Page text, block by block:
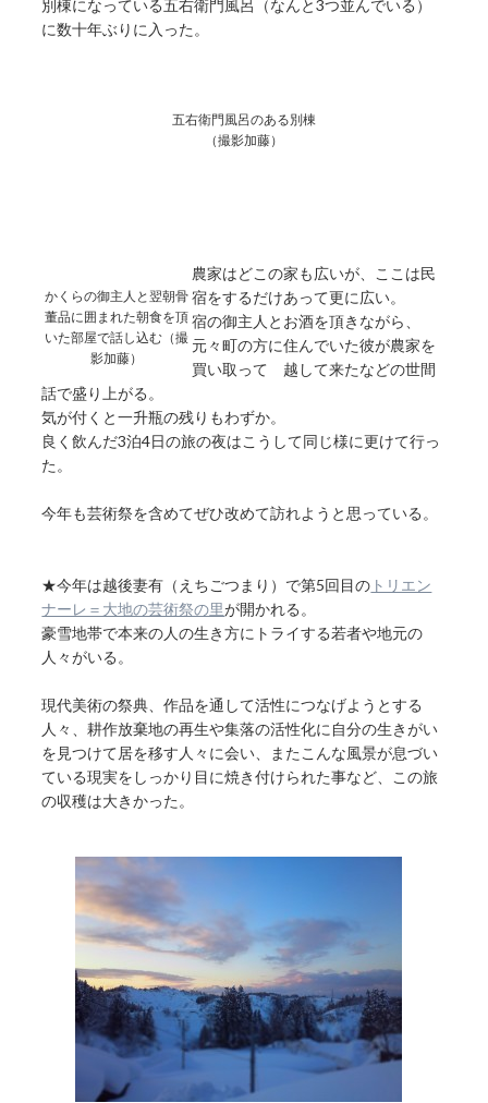
別棟になっている五右衛門風呂（なんと3つ並んでいる）
に数十年ぶりに入った。
五右衛門風呂のある別棟
（撮影加藤）
かくらの御主人と翌朝骨
董品に囲まれた朝食を頂
いた部屋で話し込む（撮
影加藤）
農家はどこの家も広いが、ここは民
宿をするだけあって更に広い。
宿の御主人とお酒を頂きながら、
元々町の方に住んでいた彼が農家を
買い取って 越して来たなどの世間
話で盛り上がる。
気が付くと一升瓶の残りもわずか。
良く飲んだ3泊4日の旅の夜はこうして同じ様に更けて行っ
た。
今年も芸術祭を含めてぜひ改めて訪れようと思っている。
★今年は越後妻有（えちごつまり）で第5回目の トリエン
ナーレ＝大地の芸術祭の里が開かれる。
豪雪地帯で本来の人の生き方にトライする若者や地元の
人々がいる。
現代美術の祭典、作品を通して活性につなげようとする
人々、耕作放棄地の再生や集落の活性化に自分の生きがい
を見つけて居を移す人々に会い、またこんな風景が息づい
ている現実をしっかり目に焼き付けられた事など、この旅
の収穫は大きかった。